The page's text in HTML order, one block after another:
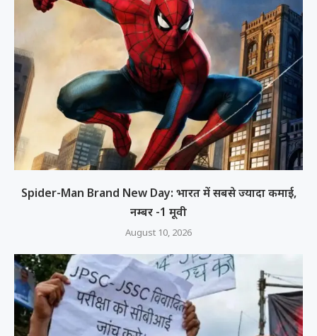
Spider-Man Brand New Day: भारत में सबसे ज्यादा कमाई,
नम्बर -1 मूवी
August 10, 2026